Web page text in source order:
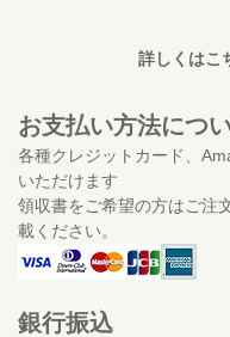
詳しくはこ
お支払い方法につ
各種クレジットカード、
いただけます
領収書をご希望の方はご注
載ください。
銀行振込